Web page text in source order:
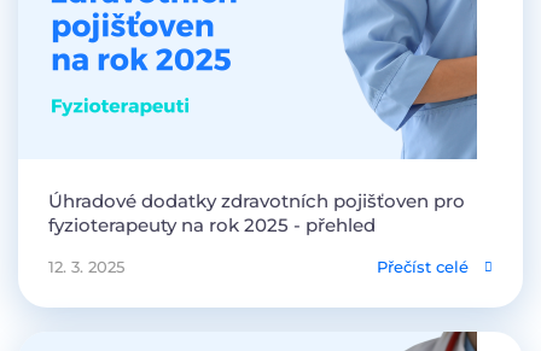
Úhradové dodatky zdravotních pojišťoven pro
fyzioterapeuty na rok 2025 - přehled
12. 3. 2025 Přečíst celé